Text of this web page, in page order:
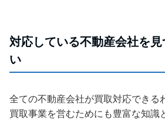
対応している不動産会社を
い
全ての不動産会社が買取対応できる
買取事業を営むためにも豊富な知識